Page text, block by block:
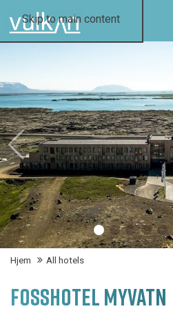
Skip to main content
Hjem All hotels
FOSSHOTEL MYVATN